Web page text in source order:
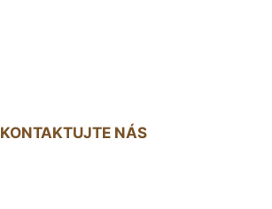
KONTAKTUJTE NÁS